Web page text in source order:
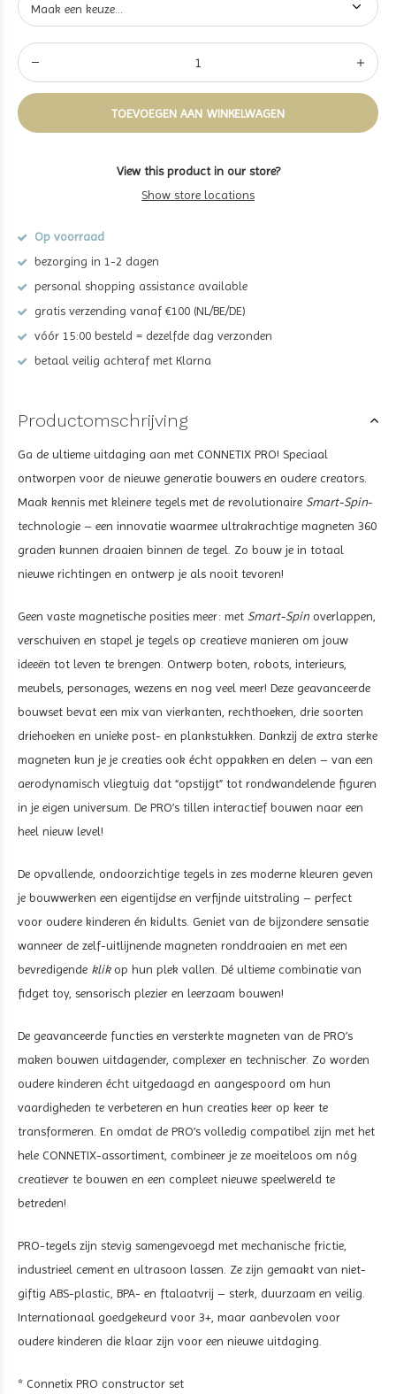
TOEVOEGEN AAN WINKELWAGEN
View this product in our store?
Show store locations
Op voorraad
bezorging in 1-2 dagen
personal shopping assistance available
gratis verzending vanaf €100 (NL/BE/DE)
vóór 15:00 besteld = dezelfde dag verzonden
betaal veilig achteraf met Klarna
Productomschrijving
Ga de ultieme uitdaging aan met CONNETIX PRO! Speciaal
ontworpen voor de nieuwe generatie bouwers en oudere creators.
Maak kennis met kleinere tegels met de revolutionaire Smart-Spin-
technologie – een innovatie waarmee ultrakrachtige magneten 360
graden kunnen draaien binnen de tegel. Zo bouw je in totaal
nieuwe richtingen en ontwerp je als nooit tevoren!
Geen vaste magnetische posities meer: met Smart-Spinoverlappen,
verschuiven en stapel je tegels op creatieve manieren om jouw
ideeën tot leven te brengen. Ontwerp boten, robots, interieurs,
meubels, personages, wezens en nog veel meer! Deze geavanceerde
bouwset bevat een mix van vierkanten, rechthoeken, drie soorten
driehoeken en unieke post- en plankstukken. Dankzij de extra sterke
magneten kun je je creaties ook écht oppakken en delen – van een
aerodynamisch vliegtuig dat “opstijgt” tot rondwandelende figuren
in je eigen universum. De PRO’s tillen interactief bouwen naar een
heel nieuw level!
De opvallende, ondoorzichtige tegels in zes moderne kleuren geven
je bouwwerken een eigentijdse en verfijnde uitstraling – perfect
voor oudere kinderen én kidults. Geniet van de bijzondere sensatie
wanneer de zelf-uitlijnende magneten ronddraaien en met een
bevredigende klikop hun plek vallen. Dé ultieme combinatie van
fidget toy, sensorisch plezier en leerzaam bouwen!
De geavanceerde functies en versterkte magneten van de PRO’s
maken bouwen uitdagender, complexer en technischer. Zo worden
oudere kinderen écht uitgedaagd en aangespoord om hun
vaardigheden te verbeteren en hun creaties keer op keer te
transformeren. En omdat de PRO’s volledig compatibel zijn met het
hele CONNETIX-assortiment, combineer je ze moeiteloos om nóg
creatiever te bouwen en een compleet nieuwe speelwereld te
betreden!
PRO-tegels zijn stevig samengevoegd met mechanische frictie,
industrieel cement en ultrasoon lassen. Ze zijn gemaakt van niet-
giftig ABS-plastic, BPA- en ftalaatvrij – sterk, duurzaam en veilig.
Internationaal goedgekeurd voor 3+, maar aanbevolen voor
oudere kinderen die klaar zijn voor een nieuwe uitdaging.
* Connetix PRO constructor set